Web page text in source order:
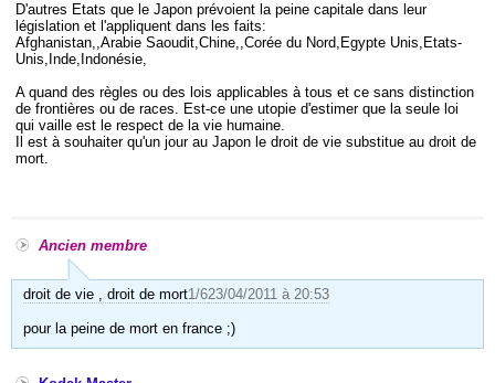
D'autres Etats que le Japon prévoient la peine capitale dans leur
législation et l'appliquent dans les faits:
Afghanistan,,Arabie Saoudit,Chine,,Corée du Nord,Egypte Unis,Etats-
Unis,Inde,Indonésie,
A quand des règles ou des lois applicables à tous et ce sans distinction
de frontières ou de races. Est-ce une utopie d'estimer que la seule loi
qui vaille est le respect de la vie humaine.
Il est à souhaiter qu'un jour au Japon le droit de vie substitue au droit de
mort.
Ancien membre
droit de vie , droit de mort1/623/04/2011 à 20:53
pour la peine de mort en france ;)